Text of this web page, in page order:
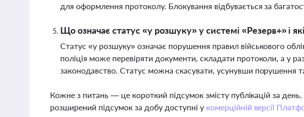
для оформлення протоколу. Блокування відбувається за
Що означає статус «у розшуку» у системі «Резерв+» і
Статус «у розшуку» означає порушення правил військового
поліція може перевіряти документи, складати протоколи, а у
законодавство. Статус можна скасувати, усунувши порушення
Кожне з питань — це короткий підсумок змісту публікацій за
розширений підсумок за добу доступні у комерційній версії